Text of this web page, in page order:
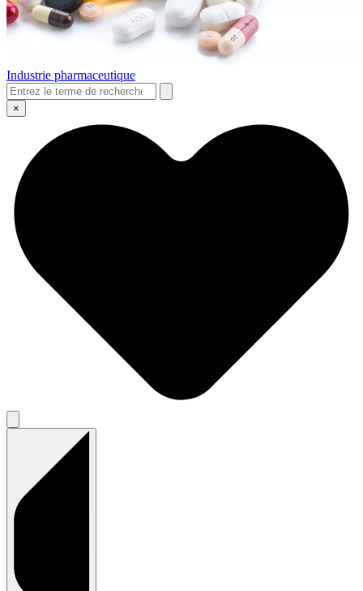
Industrie pharmaceutique
×